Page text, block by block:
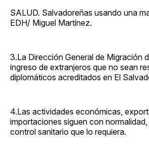
SALUD. Salvadoreñas usando una
EDH/ Miguel Martínez.
3.La Dirección General de Migración
ingreso de extranjeros que no sean
diplomáticos acreditados en El
4.Las actividades económicas,
importaciones siguen con
control sanitario que lo requiera.